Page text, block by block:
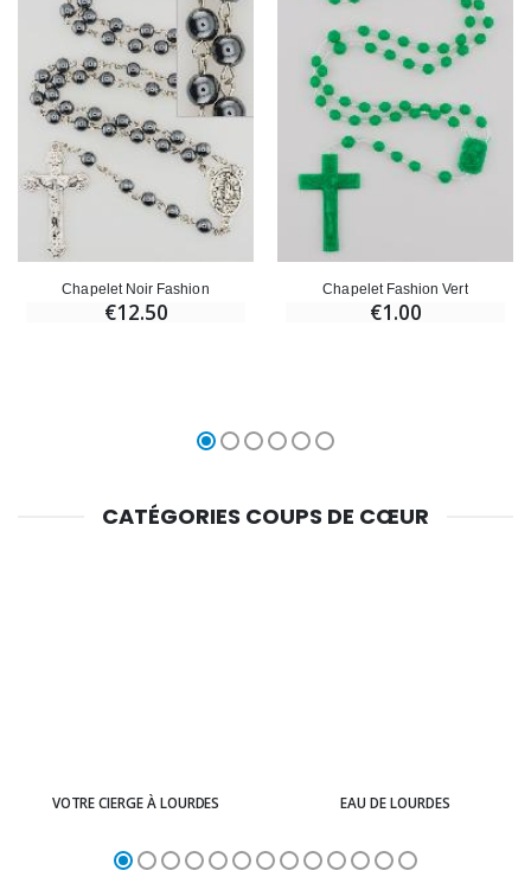
Chapelet Noir Fashion
€12.50
Chapelet Fashion Vert
€1.00
CATÉGORIES COUPS DE CŒUR
VOTRE CIERGE À LOURDES EAU DE LOURDES